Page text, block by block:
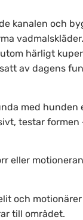
kanalen och
härligt
av dagens
med hunden
testar formen
eller
och
till området.